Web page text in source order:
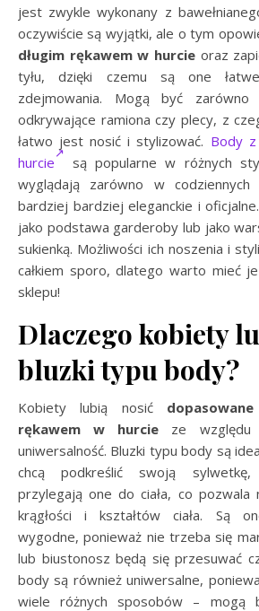
jest zwykle wykonany z
oczywiście są wyjątki, ale o tym
długim rękawem w hurcie oraz
tyłu, dzięki czemu są one
zdejmowania. Mogą być
odkrywające ramiona czy plecy, z
łatwo jest nosić i stylizować. Body
hurcie
są popularne w różnych
wyglądają zarówno w
bardziej bardziej eleganckie i
jako podstawa garderoby lub jako
sukienką. Możliwości ich noszenia i
całkiem sporo, dlatego warto mieć
sklepu!
Dlaczego kobiety
bluzki typu body?
Kobiety lubią nosić
rękawem w hurcie ze
uniwersalność. Bluzki typu body są
chcą podkreślić swoją sylwetkę,
przylegają one do ciała, co pozwala
krągłości i kształtów ciała. Są
wygodne, ponieważ nie trzeba się
lub biustonosz będą się przesuwać
body są również uniwersalne,
wiele różnych sposobów – mogą